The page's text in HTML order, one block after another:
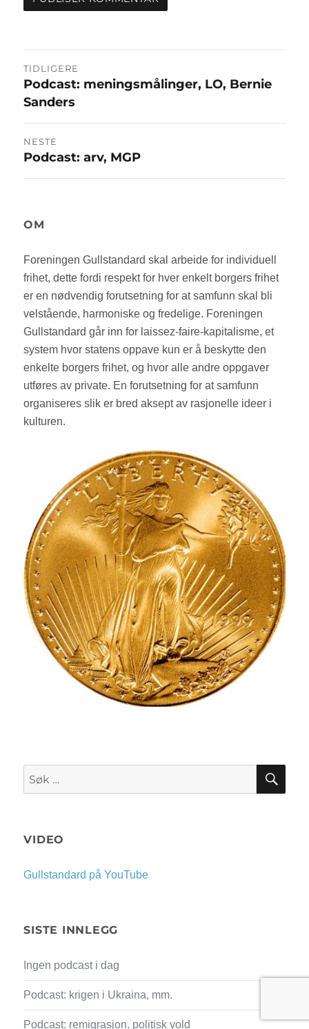
Innleggsnavigasjon
TIDLIGERE
Forrige
innlegg:
Podcast: meningsmålinger, LO, Bernie
Sanders
NESTE
Neste
innlegg:
Podcast: arv, MGP
OM
Foreningen Gullstandard skal arbeide for individuell
frihet, dette fordi respekt for hver enkelt borgers frihet
er en nødvendig forutsetning for at samfunn skal bli
velstående, harmoniske og fredelige. Foreningen
Gullstandard går inn for laissez-faire-kapitalisme, et
system hvor statens oppave kun er å beskytte den
enkelte borgers frihet, og hvor alle andre oppgaver
utføres av private. En forutsetning for at samfunn
organiseres slik er bred aksept av rasjonelle ideer i
kulturen.
Søk
etter:
SØK
VIDEO
Gullstandard på YouTube
SISTE INNLEGG
Ingen podcast i dag
Podcast: krigen i Ukraina, mm.
Podcast: remigrasjon, politisk vold